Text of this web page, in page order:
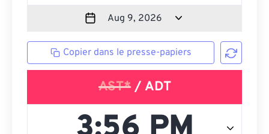
Copier dans le presse-papiers
AST*/ ADT